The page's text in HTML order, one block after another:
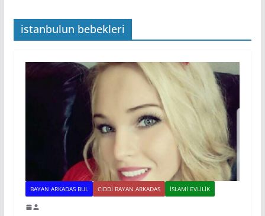
istanbulun bebekleri
BAYAN ARKADAS BUL CIDDI BAYAN ARKADAS İSLAMI EVLILIK